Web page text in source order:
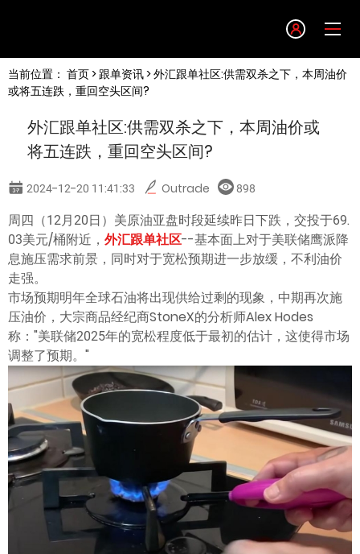
English
简体中文
한글
Tiếng việt
ไทย
当前位置： 首页> 跟单资讯> 外汇跟单社区:供需双杀之下，本周油价
或将五连跌，重回空头区间?
外汇跟单社区:供需双杀之下，本周油价或
将五连跌，重回空头区间?
2024-12-20 11:41:33 Outrade 898
周四（12月20日）美原油亚盘时段延续昨日下跌，交投于69.
03美元/桶附近， 外汇跟单社区--基本面上对于美联储鹰派降
息施压需求前景，同时对于宽松预期进一步放缓，不利油价
走强。
市场预期明年全球石油将出现供给过剩的现象，中期再次施
压油价，大宗商品经纪商StoneX的分析师Alex Hodes
称："美联储2025年的宽松程度低于最初的估计，这使得市场
调整了预期。"